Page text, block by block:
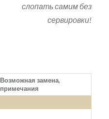
слопать самим без
сервировки!
Возможная замена,
примечания